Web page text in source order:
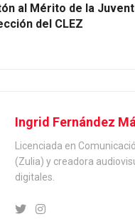
al Mérito de la
del CLEZ
Ingrid Fernández
Licenciada en
(Zulia) y creadora
digitales.